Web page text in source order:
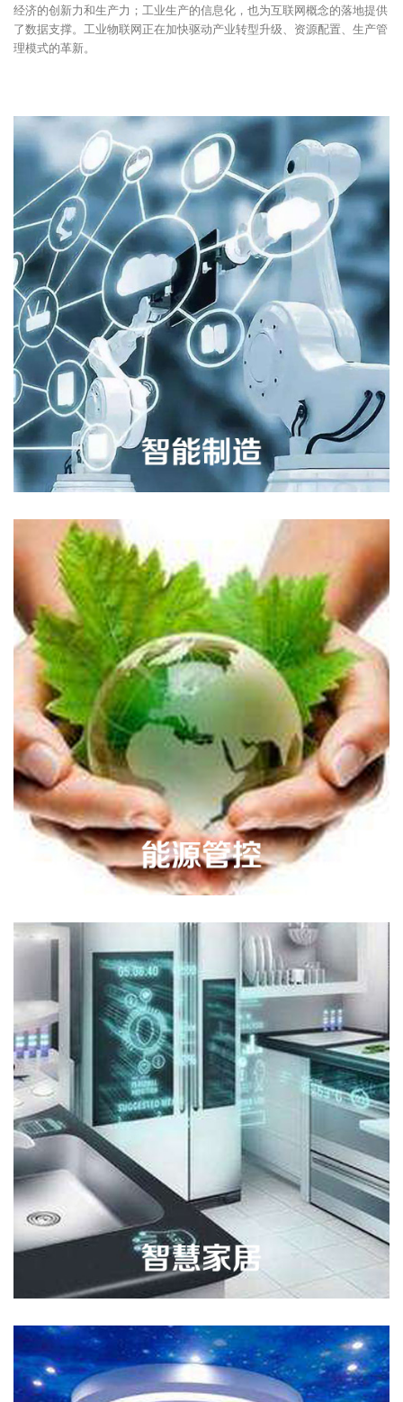
经济的创新力和生产力；工业生产的信息化，也为互联网概念的落地提供
了数据支撑。工业物联网正在加快驱动产业转型升级、资源配置、生产管
理模式的革新。